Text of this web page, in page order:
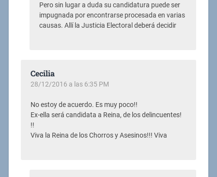
Pero sin lugar a duda su candidatura puede ser
impugnada por encontrarse procesada en varias
causas. Allí la Justicia Electoral deberá decidir
Cecilia
28/12/2016 a las 6:35 PM
No estoy de acuerdo. Es muy poco!!
Ex-ella será candidata a Reina, de los delincuentes!
!!
Viva la Reina de los Chorros y Asesinos!!! Viva